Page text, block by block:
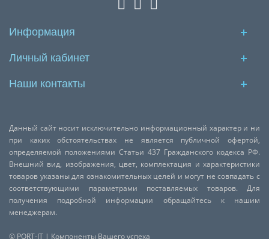
Информация
Личный кабинет
Наши контакты
Данный сайт носит исключительно информационный характер и ни
при каких обстоятельствах не является публичной офертой,
определяемой положениями Статьи 437 Гражданского кодекса РФ.
Внешний вид, изображения, цвет, комплектация и характеристики
товаров указаны для ознакомительных целей и могут не совпадать с
соответствующими параметрами поставляемых товаров. Для
получения подробной информации обращайтесь к нашим
менеджерам.
© PORT-IT | Компоненты Вашего успеха